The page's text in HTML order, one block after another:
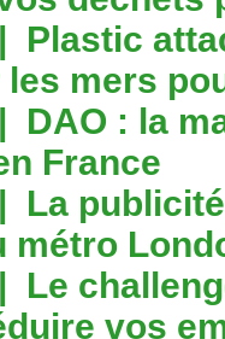
Plastic
les mers
DAO : la
France
La
métro
Le
vos